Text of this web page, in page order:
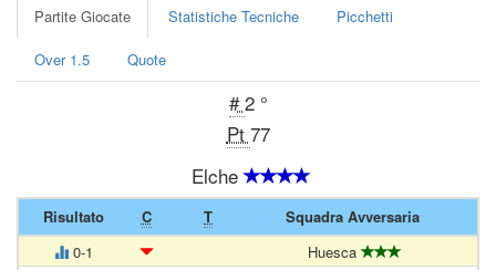
Partite Giocate Statistiche Tecniche Picchetti
Over 1.5 Quote
#2 °
Pt 77
Elche
Risultato C T
Squadra Avversaria
0-1
Huesca